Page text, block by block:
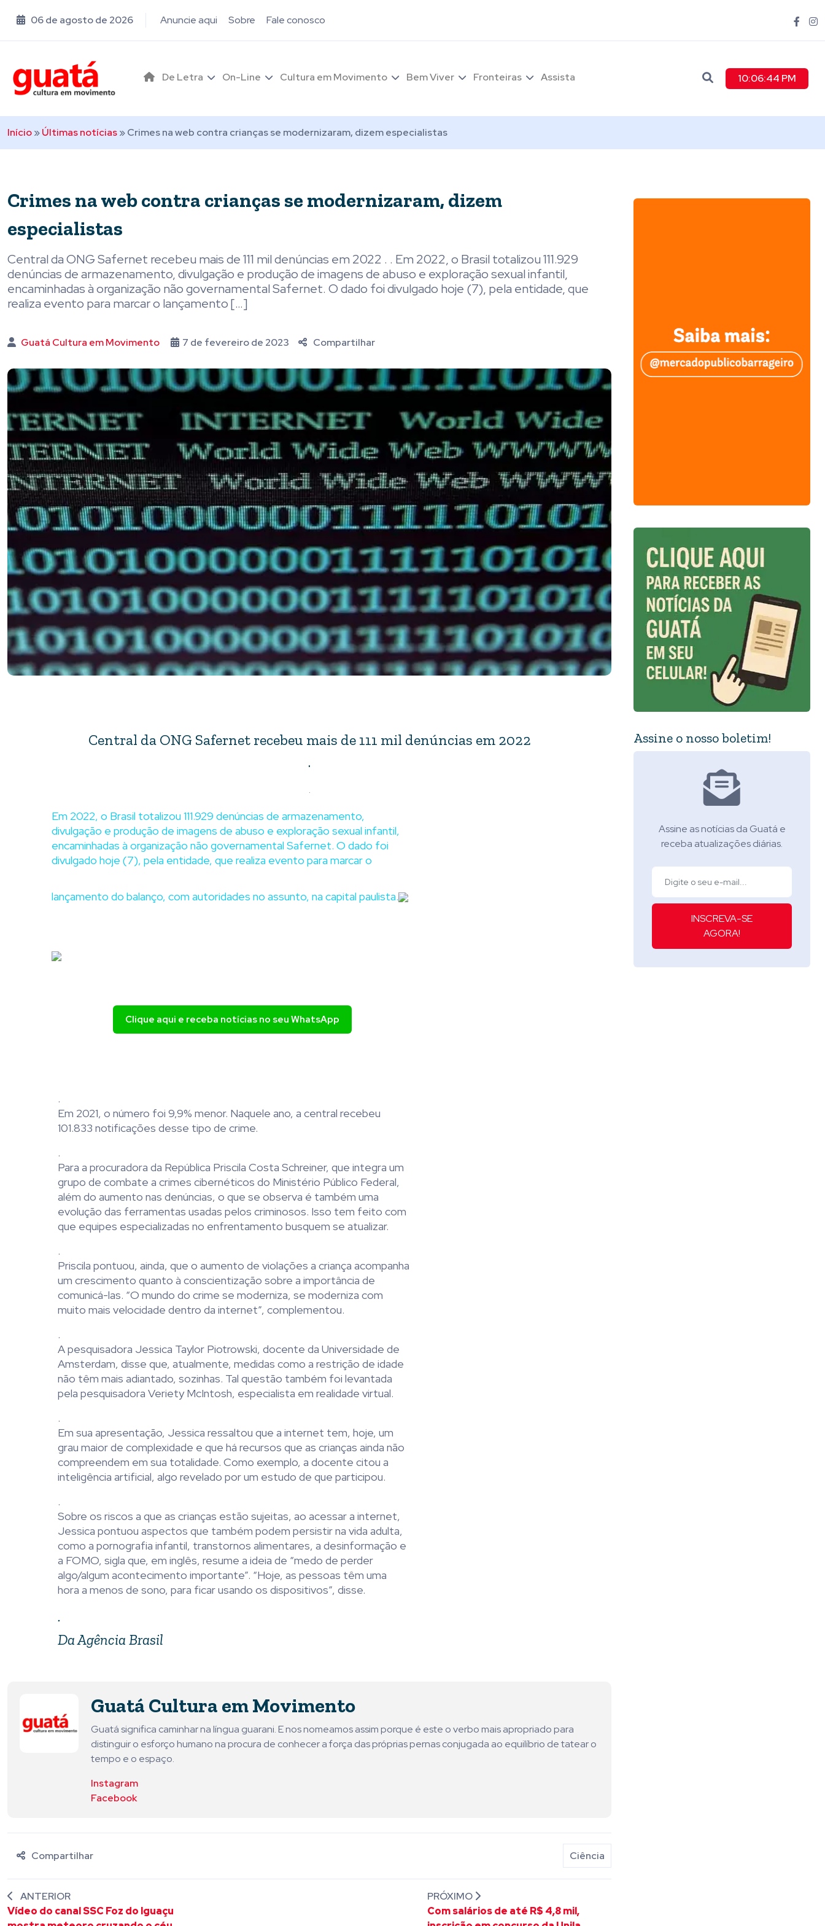
06 de agosto de 2026 Anuncie aqui Sobre Fale conosco
De Letra On-Line Cultura em Movimento Bem Viver Fronteiras Assista 10:06:45 PM
Início»Últimas notícias»Crimes na web contra crianças se modernizaram, dizem especialistas
Crimes na web contra crianças se modernizaram, dizem
especialistas
Central da ONG Safernet recebeu mais de 111 mil denúncias em 2022 . . Em 2022, o Brasil totalizou 111.929
denúncias de armazenamento, divulgação e produção de imagens de abuso e exploração sexual infantil,
encaminhadas à organização não governamental Safernet. O dado foi divulgado hoje (7), pela entidade, que
realiza evento para marcar o lançamento […]
Guatá Cultura em Movimento 7 de fevereiro de 2023 Compartilhar
Central da ONG Safernet recebeu mais de 111 mil denúncias em 2022
.
.
Em 2022, o Brasil totalizou 111.929 denúncias de armazenamento,
divulgação e produção de imagens de abuso e exploração sexual infantil,
encaminhadas à organização não governamental Safernet. O dado foi
divulgado hoje (7), pela entidade, que realiza evento para marcar o
lançamento do balanço, com autoridades no assunto, na capital paulista.
Clique aqui e receba notícias no seu WhatsApp
.
Em 2021, o número foi 9,9% menor. Naquele ano, a central recebeu
101.833 notificações desse tipo de crime.
.
Para a procuradora da República Priscila Costa Schreiner, que integra um
grupo de combate a crimes cibernéticos do Ministério Público Federal,
além do aumento nas denúncias, o que se observa é também uma
evolução das ferramentas usadas pelos criminosos. Isso tem feito com
que equipes especializadas no enfrentamento busquem se atualizar.
.
Priscila pontuou, ainda, que o aumento de violações a criança acompanha
um crescimento quanto à conscientização sobre a importância de
comunicá-las. “O mundo do crime se moderniza, se moderniza com
muito mais velocidade dentro da internet”, complementou.
.
A pesquisadora Jessica Taylor Piotrowski, docente da Universidade de
Amsterdam, disse que, atualmente, medidas como a restrição de idade
não têm mais adiantado, sozinhas. Tal questão também foi levantada
pela pesquisadora Veriety McIntosh, especialista em realidade virtual.
.
Em sua apresentação, Jessica ressaltou que a internet tem, hoje, um
grau maior de complexidade e que há recursos que as crianças ainda não
compreendem em sua totalidade. Como exemplo, a docente citou a
inteligência artificial, algo revelado por um estudo de que participou.
.
Sobre os riscos a que as crianças estão sujeitas, ao acessar a internet,
Jessica pontuou aspectos que também podem persistir na vida adulta,
como a pornografia infantil, transtornos alimentares, a desinformação e
a FOMO, sigla que, em inglês, resume a ideia de “medo de perder
algo/algum acontecimento importante”. “Hoje, as pessoas têm uma
hora a menos de sono, para ficar usando os dispositivos”, disse.
.
Da Agência Brasil
Guatá Cultura em Movimento
Guatá significa caminhar na língua guarani. E nos nomeamos assim porque é este o verbo mais apropriado para
distinguir o esforço humano na procura de conhecer a força das próprias pernas conjugada ao equilíbrio de tatear o
tempo e o espaço.
Instagram
Facebook
Compartilhar Ciência
ANTERIOR
Vídeo do canal SSC Foz do Iguaçu
PRÓXIMO
Com salários de até R$ 4,8 mil,
Assine o nosso boletim!
Assine as notícias da Guatá e
receba atualizações diárias.
INSCREVA-SE
AGORA!